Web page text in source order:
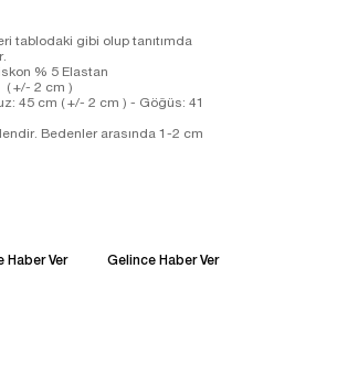
tablodaki gibi olup tanıtımda
% 5 Elastan
( +/- 2 cm )
45 cm ( +/- 2 cm ) - Göğüs: 41
Bedenler arasında 1-2 cm
Haber Ver Gelince Haber Ver